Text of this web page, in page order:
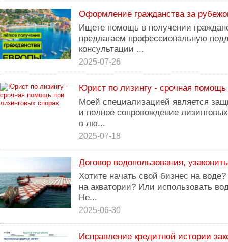
Оформление гражданства за
Ищете помощь в получении
предлагаем профессиональную
консультации ...
2025-07-26
Юрист по лизингу - срочная помощь
Моей специализацией является
и полное сопровождение
в лю...
2025-07-18
Договор водопользования,
Хотите начать свой бизнес на
на акватории? Или использовать
Не...
2025-06-30
Исправление кредитной истории